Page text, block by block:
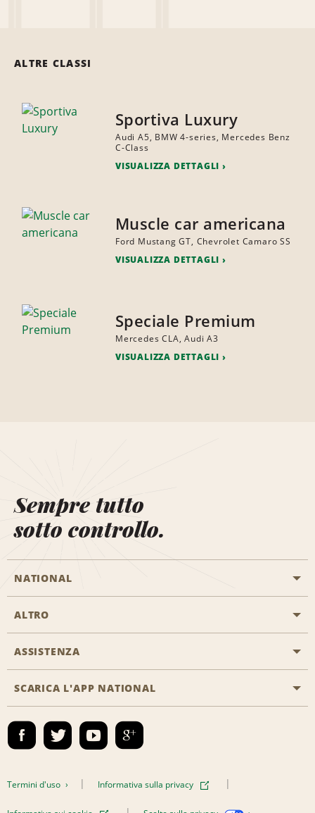
ALTRE CLASSI
Sportiva Luxury
Audi A5, BMW 4-series, Mercedes Benz
C-Class
VISUALIZZA DETTAGLI
Muscle car americana
Ford Mustang GT, Chevrolet Camaro SS
VISUALIZZA DETTAGLI
Speciale Premium
Mercedes CLA, Audi A3
VISUALIZZA DETTAGLI
Sempre tutto
sotto controllo.
NATIONAL
Inizia una prenotazione
Programmi business
Emerald Club Accedi
ALTRO
Offerte di lavoro
ASSISTENZA
Accessibilità
Contatti
SCARICA L'APP NATIONAL
Termini d'uso Informativa sulla privacy